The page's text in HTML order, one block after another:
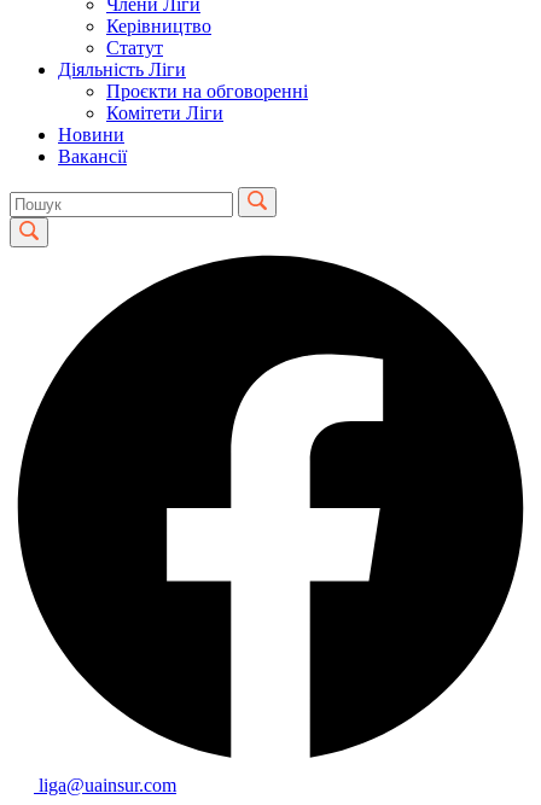
Керівництво
Статут
Діяльність Ліги
Проєкти на обговоренні
Комітети Ліги
Новини
Вакансії
liga@uainsur.com